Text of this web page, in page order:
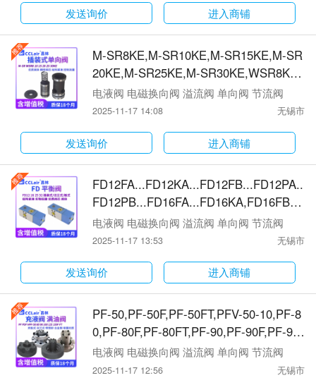
VU-NPT1/2,VU-NPT3/4,VU-NPT1,VU-N
PT11/4,VU-NPT11/2,VU-NPT2单向阀
发送询价 进入商铺
M-SR8KE,M-SR10KE,M-SR15KE,M-SR
20KE,M-SR25KE,M-SR30KE,WSR8KE
（VTOZ）WSR10KE（VTOZ）WSR15K
E（VTOZ）WSR20KE（VTOZ）WSR25
阀
电液阀 电磁换向阀 溢流阀 单向阀 节流阀
2025-11-17 14:08 无锡市
发送询价 进入商铺
FD12FA...FD12KA...FD12FB...FD12PA..
FD12PB...FD16FA...FD16KA,FD16FB,F
D16PA,FD16PB,FD25FA...FD25FB,FD2
5KA,FD25PA,FD32FA...FD32FB,FD32K
C20G...平衡阀
电液阀 电磁换向阀 溢流阀 单向阀 节流阀
2025-11-17 13:53 无锡市
发送询价 进入商铺
PF-50,PF-50F,PF-50FT,PFV-50-10,PF-8
0,PF-80F,PF-80FT,PF-90,PF-90F,PF-90
FT,PF-100,PF-100F,PF-100FT,PF-125,P
F-125F,PF-125FT,PF-150,PF-150F,PF-1
电液阀 电磁换向阀 溢流阀 单向阀 节流阀
2025-11-17 12:56 无锡市